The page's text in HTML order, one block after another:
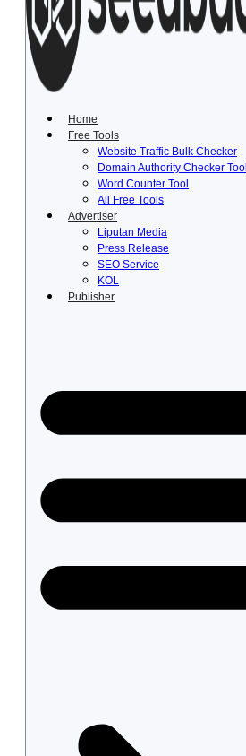
Lewati
konten
Home
Free Tools
Website Traffic Bulk Checker
Domain Authority Checker Tool
Word Counter Tool
All Free Tools
Advertiser
Liputan Media
Press Release
SEO Service
KOL
Publisher